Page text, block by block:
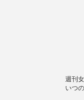
週刊
いつ